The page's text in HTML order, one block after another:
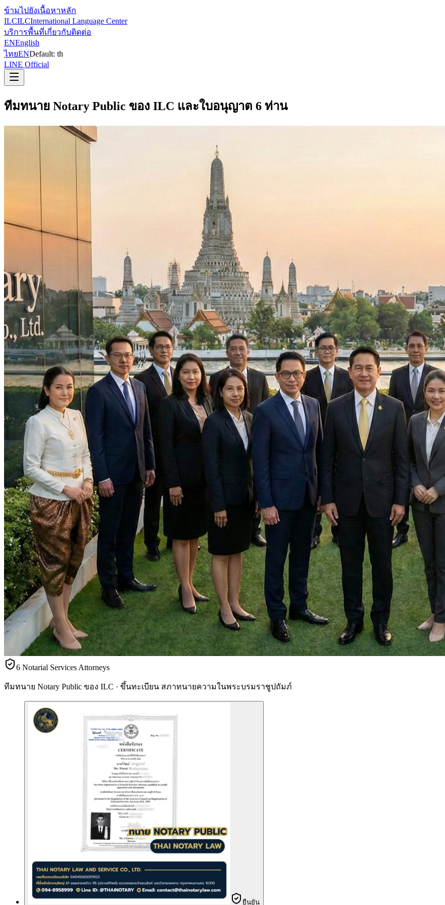
ข้ามไปยังเนื้อหาหลัก
ILCILCInternational Language Center
บริการพื้นที่เกี่ยวกับติดต่อ
ENEnglish
ไทยENDefault: th
LINE Official
ทีมทนาย Notary Public ของ ILC และใบอนุญาต 6 ท่าน
6 Notarial Services Attorneys
ทีมทนาย Notary Public ของ ILC · ขึ้นทะเบียน สภาทนายความในพระบรมราชูปถัมภ์
ยืนยัน